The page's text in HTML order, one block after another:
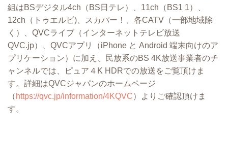
組はBSデジタル4ch（BS⽇テレ）、11ch（BS1 1）、
12ch（トゥエルビ)、スカパー！、各CATV（⼀部地域除
く）、QVCライブ（インターネットテレビ放送
QVC.jp）、QVCアプリ（iPhone と Android 端末向けのア
プリケーション）に加え、⺠放系のBS 4K放送事業者のチ
ャンネルでは、ピュア４K HDRでの放送をご覧頂けま
す。詳細はQVCジャパンのホームページ
（ https://qvc.jp/information/4KQVC）よりご確認頂けま
す。